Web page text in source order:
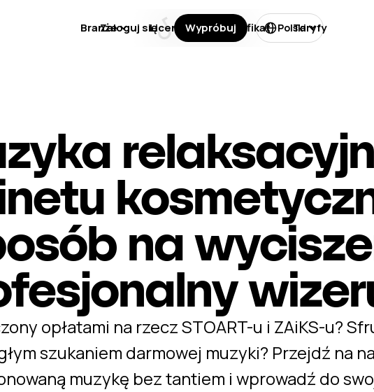
na
opłatami na rzecz STOART-u i ZAiKS-u?
szukaniem darmowej muzyki? Przejdź na
muzykę bez tantiem i wprowadź do
Branże Licencje Certyfikat Taryfy
Zaloguj się Wypróbuj Polski